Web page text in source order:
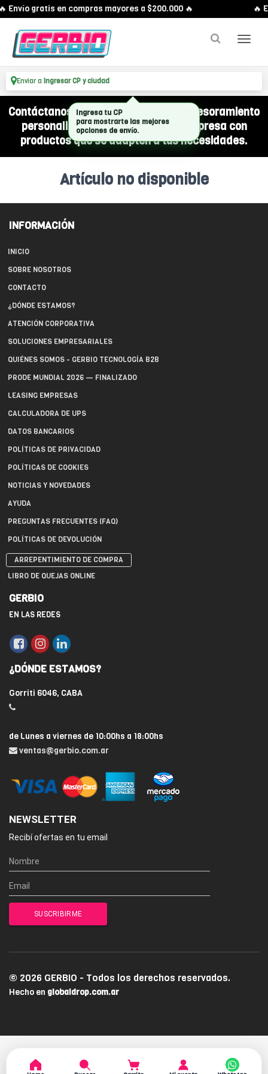
Envío gratis en compras mayores a $200.000 🔥 🔥
Enviar a Ingresar CP y ciudad
Contáctanos por WhatsApp y recibí asesoramiento
personalizado para equipar a tu empresa con
productos que se adapten a tus necesidades.
Artículo no disponible
INFORMACIÓN
INICIO
SOBRE NOSOTROS
CONTACTO
¿DÓNDE ESTAMOS?
ATENCIÓN CORPORATIVA
SOLUCIONES EMPRESARIALES
QUIÉNES SOMOS - GERBIO TECNOLOGÍA B2B
PRODE MUNDIAL 2026 — FINALIZADO
LEASING EMPRESAS
CALCULADORA DE UPS
DATOS BANCARIOS
POLÍTICAS DE PRIVACIDAD
POLÍTICAS DE COOKIES
NOTICIAS Y NOVEDADES
AYUDA
PREGUNTAS FRECUENTES (FAQ)
POLÍTICAS DE DEVOLUCIÓN
ARREPENTIMIENTO DE COMPRA
LIBRO DE QUEJAS ONLINE
GERBIO
EN LAS REDES
¿DÓNDE ESTAMOS?
Gorriti 6046, CABA
de Lunes a viernes de 10:00hs a 18:00hs
ventas@gerbio.com.ar
NEWSLETTER
Recibí ofertas en tu email
© 2026 GERBIO - Todos los derechos reservados.
Hecho en globaldrop.com.ar
Ingresa tu CP
para mostrarte las mejores
opciones de envío.